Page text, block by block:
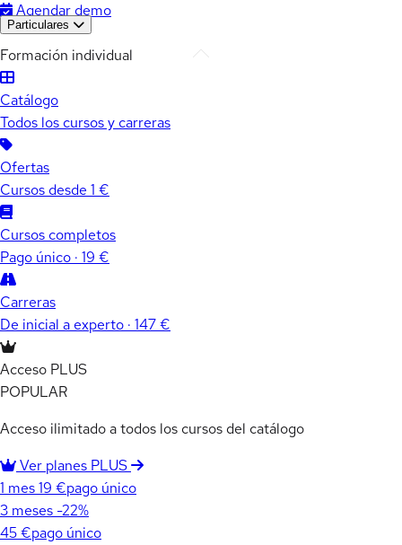
Agendar demo
Particulares
Formación individual
Catálogo
Todos los cursos y carreras
Ofertas
Cursos desde 1 €
Cursos completos
Pago único · 19 €
Carreras
De inicial a experto · 147 €
Acceso PLUS
POPULAR
Acceso ilimitado a todos los cursos del catálogo
Ver planes PLUS
1 mes19 €pago único
3 meses -22%
45 €pago único